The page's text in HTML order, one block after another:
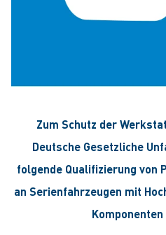
Zum Schutz der
Deutsche Gesetzliche
folgende Qualifizierung von
an Serienfahrzeugen mit